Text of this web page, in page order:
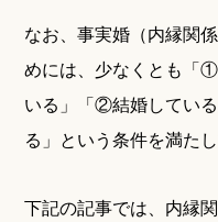
なお、事実婚（内縁関
めには、少なくとも「
いる」「②結婚してい
る」という条件を満た
下記の記事では、内縁